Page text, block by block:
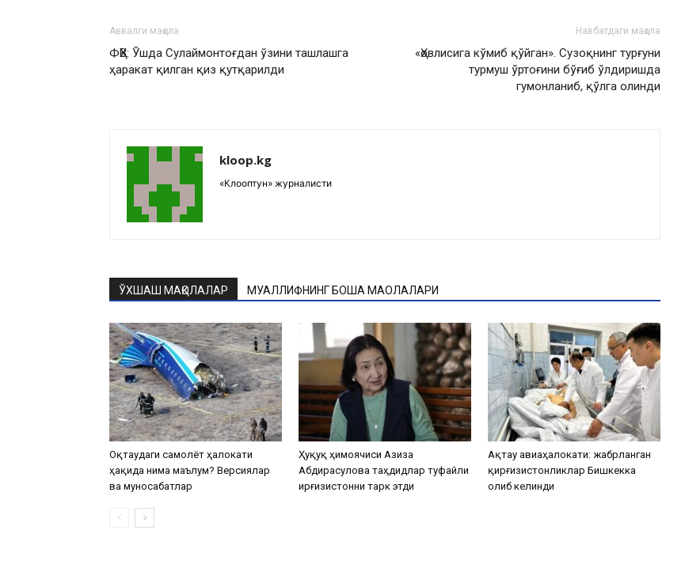
Аввалги мақола
ФҲВ: Ўшда Сулаймонтоғдан ўзини ташлашга
ҳаракат қилган қиз қутқарилди
Навбатдаги мақола
«Ҳовлисига кўмиб қўйган». Сузоқнинг турғуни
турмуш ўртоғини бўғиб ўлдиришда
гумонланиб, қўлга олинди
kloop.kg
«Клооптун» журналисти
ЎХШАШ МАҚОЛАЛАР МУАЛЛИФНИНГ БОШҚА МАҚОЛАЛАРИ
Оқтаудаги самолёт ҳалокати
ҳақида нима маълум? Версиялар
ва муносабатлар
Ҳуқуқ ҳимоячиси Азиза
Абдирасулова таҳдидлар туфайли
Қирғизистонни тарк этди
Ақтау авиаҳалокати: жабрланган
қирғизистонликлар Бишкекка
олиб келинди